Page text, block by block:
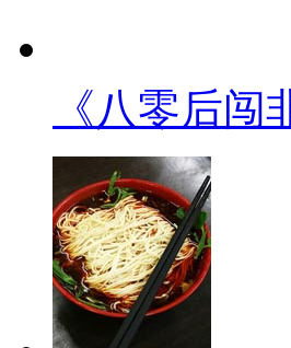
《八零后闯